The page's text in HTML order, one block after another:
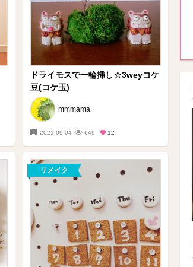
ドライモスで一輪挿し☆3weyコケ
豆(コケ玉)
mmmama
2021.09.04 649 12
リメイク